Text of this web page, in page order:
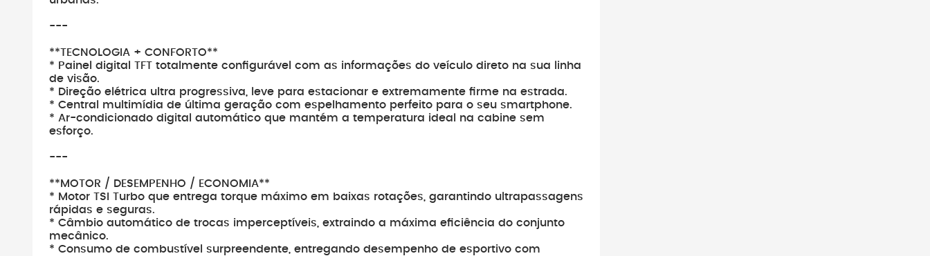
---
**TECNOLOGIA + CONFORTO**
* Painel digital TFT totalmente configurável com as informações do veículo direto na sua linha
de visão.
* Direção elétrica ultra progressiva, leve para estacionar e extremamente firme na estrada.
* Central multimídia de última geração com espelhamento perfeito para o seu smartphone.
* Ar-condicionado digital automático que mantém a temperatura ideal na cabine sem
esforço.
---
**MOTOR / DESEMPENHO / ECONOMIA**
* Motor TSI Turbo que entrega torque máximo em baixas rotações, garantindo ultrapassagens
rápidas e seguras.
* Câmbio automático de trocas imperceptíveis, extraindo a máxima eficiência do conjunto
mecânico.
* Consumo de combustível surpreendente, entregando desempenho de esportivo com